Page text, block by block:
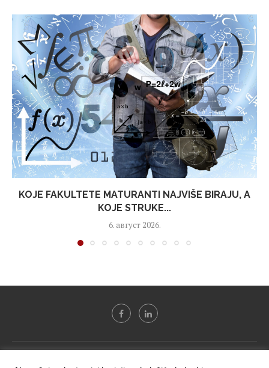
KOJE FAKULTETE MATURANTI NAJVIŠE BIRAJU, A
KOJE STRUKE...
6. август 2026.